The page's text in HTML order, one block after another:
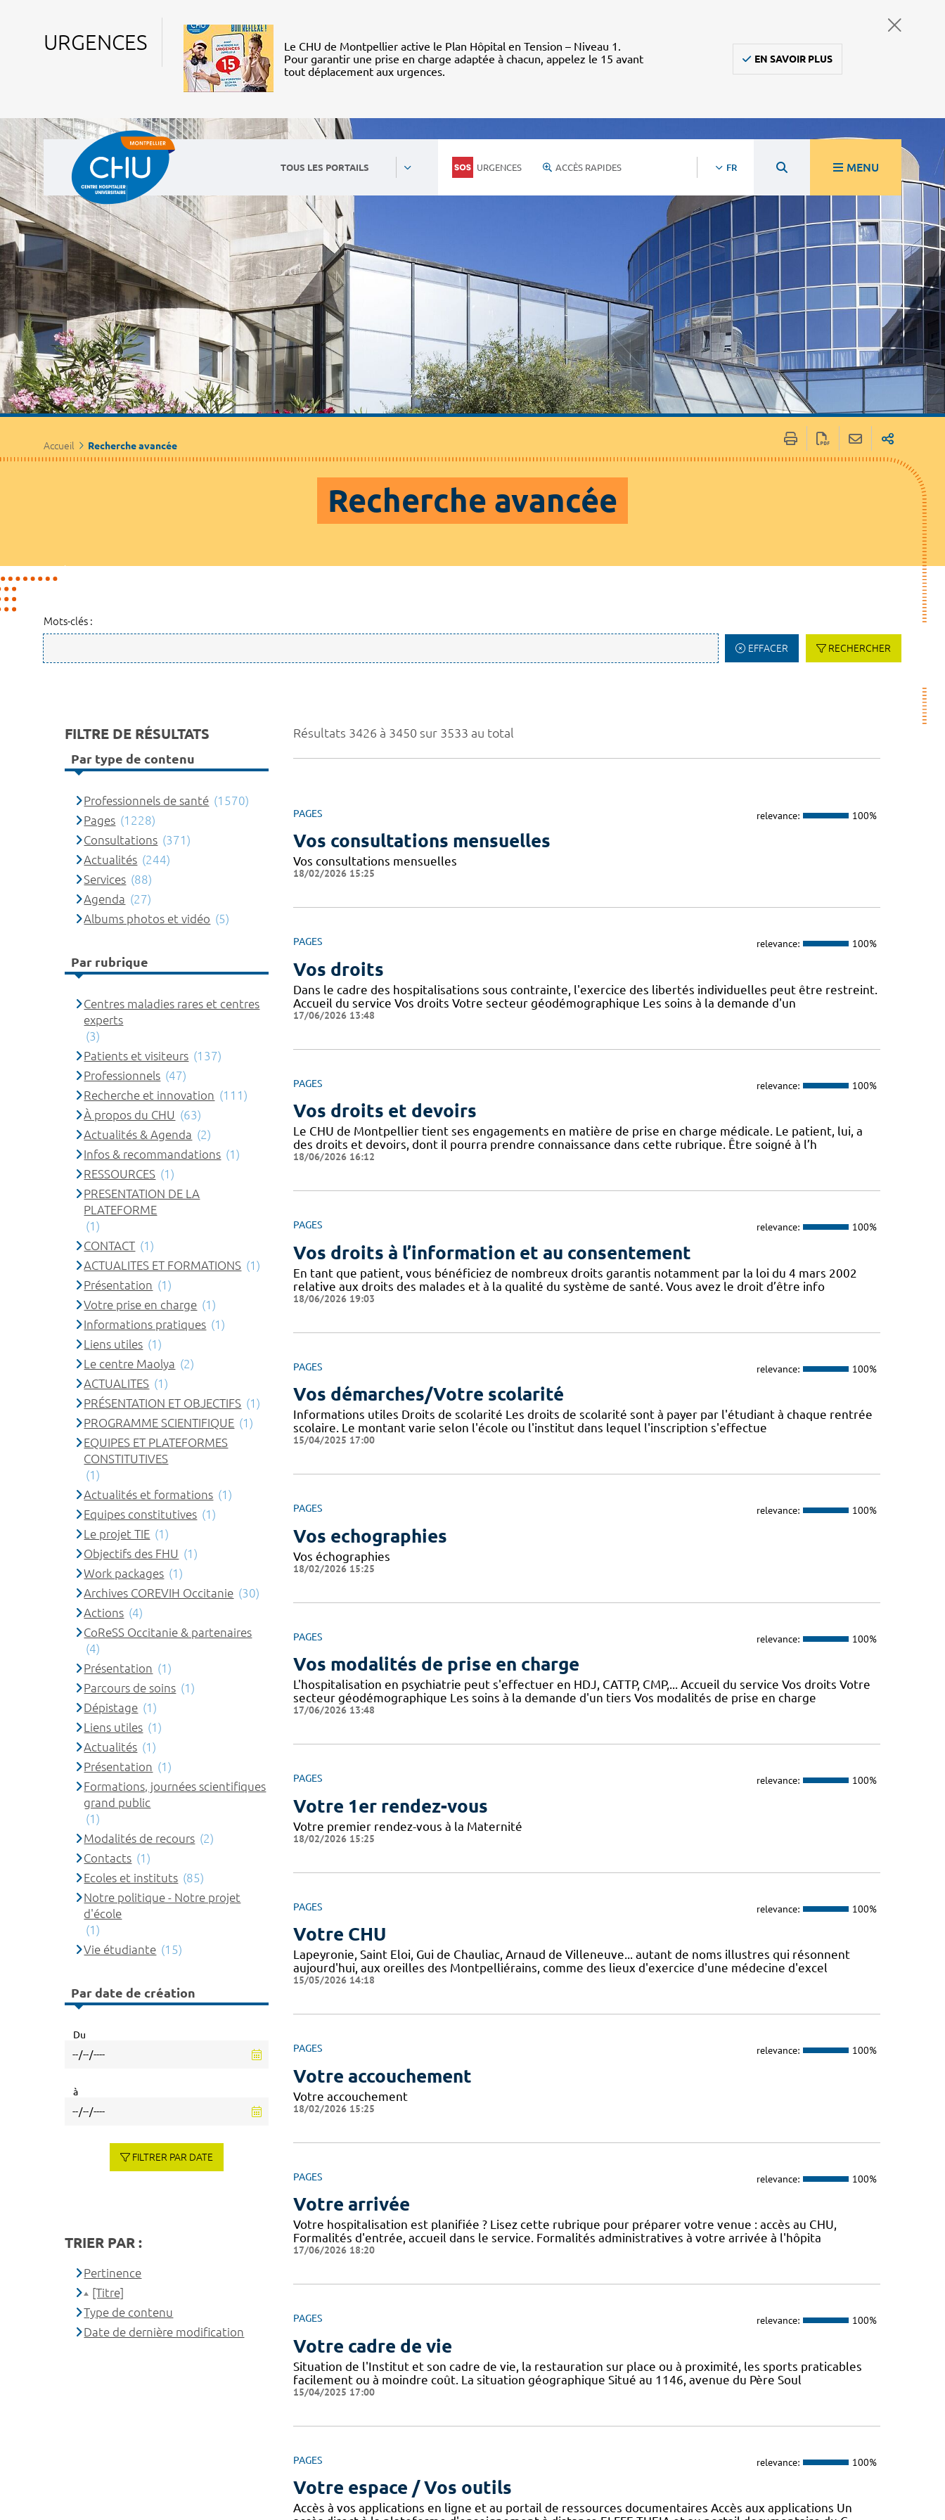
URGENCES
Le CHU de Montpellier active le Plan Hôpital en Tension – Niveau 1.
Pour garantir une prise en charge adaptée à chacun, appelez le 15 avant
tout déplacement aux urgences.
EN SAVOIR PLUS
TOUS LES PORTAILS URGENCES ACCÈS RAPIDES FR MENU
Accueil Recherche avancée
Recherche avancée
Mots-clés :
EFFACER RECHERCHER
Résultats 3426 à 3450 sur 3533 au total
PAGES relevance: 100%
Vos consultations mensuelles
Vos consultations mensuelles
18/02/2026 15:25
PAGES relevance: 100%
Vos droits
Dans le cadre des hospitalisations sous contrainte, l'exercice des libertés individuelles peut être restreint.
Accueil du service Vos droits Votre secteur géodémographique Les soins à la demande d'un
17/06/2026 13:48
PAGES relevance: 100%
Vos droits et devoirs
Le CHU de Montpellier tient ses engagements en matière de prise en charge médicale. Le patient, lui, a
des droits et devoirs, dont il pourra prendre connaissance dans cette rubrique. Être soigné à l’h
18/06/2026 16:12
PAGES relevance: 100%
Vos droits à l’information et au consentement
En tant que patient, vous bénéficiez de nombreux droits garantis notamment par la loi du 4 mars 2002
relative aux droits des malades et à la qualité du système de santé. Vous avez le droit d’être info
18/06/2026 19:03
PAGES relevance: 100%
Vos démarches/Votre scolarité
Informations utiles Droits de scolarité Les droits de scolarité sont à payer par l'étudiant à chaque rentrée
scolaire. Le montant varie selon l'école ou l'institut dans lequel l'inscription s'effectue
15/04/2025 17:00
PAGES relevance: 100%
Vos echographies
Vos échographies
18/02/2026 15:25
PAGES relevance: 100%
Vos modalités de prise en charge
L'hospitalisation en psychiatrie peut s'effectuer en HDJ, CATTP, CMP,... Accueil du service Vos droits Votre
secteur géodémographique Les soins à la demande d'un tiers Vos modalités de prise en charge
17/06/2026 13:48
PAGES relevance: 100%
Votre 1er rendez-vous
Votre premier rendez-vous à la Maternité
18/02/2026 15:25
PAGES relevance: 100%
Votre CHU
Lapeyronie, Saint Eloi, Gui de Chauliac, Arnaud de Villeneuve... autant de noms illustres qui résonnent
aujourd'hui, aux oreilles des Montpelliérains, comme des lieux d'exercice d'une médecine d'excel
15/05/2026 14:18
PAGES relevance: 100%
Votre accouchement
Votre accouchement
18/02/2026 15:25
PAGES relevance: 100%
Votre arrivée
Votre hospitalisation est planifiée ? Lisez cette rubrique pour préparer votre venue : accès au CHU,
Formalités d'entrée, accueil dans le service. Formalités administratives à votre arrivée à l'hôpita
17/06/2026 18:20
PAGES relevance: 100%
Votre cadre de vie
Situation de l'Institut et son cadre de vie, la restauration sur place ou à proximité, les sports praticables
facilement ou à moindre coût. La situation géographique Situé au 1146, avenue du Père Soul
15/04/2025 17:00
PAGES relevance: 100%
Votre espace / Vos outils
Accès à vos applications en ligne et au portail de ressources documentaires Accès aux applications Un
FILTRE DE RÉSULTATS
Par type de contenu
Professionnels de santé (1570)
Pages (1228)
Consultations (371)
Actualités (244)
Services (88)
Agenda (27)
Albums photos et vidéo (5)
Par rubrique
Centres maladies rares et centres
experts
(3)
Patients et visiteurs (137)
Professionnels (47)
Recherche et innovation (111)
À propos du CHU (63)
Actualités & Agenda (2)
Infos & recommandations (1)
RESSOURCES (1)
PRESENTATION DE LA
PLATEFORME
(1)
CONTACT (1)
ACTUALITES ET FORMATIONS (1)
Présentation (1)
Votre prise en charge (1)
Informations pratiques (1)
Liens utiles (1)
Le centre Maolya (2)
ACTUALITES (1)
PRÉSENTATION ET OBJECTIFS (1)
PROGRAMME SCIENTIFIQUE (1)
EQUIPES ET PLATEFORMES
CONSTITUTIVES
(1)
Actualités et formations (1)
Equipes constitutives (1)
Le projet TIE (1)
Objectifs des FHU (1)
Work packages (1)
Archives COREVIH Occitanie (30)
Actions (4)
CoReSS Occitanie & partenaires
(4)
Présentation (1)
Parcours de soins (1)
Dépistage (1)
Liens utiles (1)
Actualités (1)
Présentation (1)
Formations, journées scientifiques
grand public
(1)
Modalités de recours (2)
Contacts (1)
Ecoles et instituts (85)
Notre politique - Notre projet
d'école
(1)
Vie étudiante (15)
Par date de création
Du
à
FILTRER PAR DATE
TRIER PAR :
Pertinence
[Titre]
Type de contenu
Date de dernière modification